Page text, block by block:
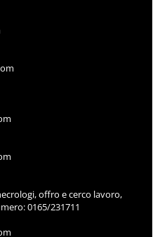
offro e cerco lavoro,
0165/231711